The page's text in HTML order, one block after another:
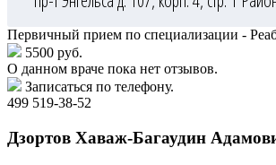
Первичный прием по специализации -
5500 руб.
О данном враче пока нет отзывов.
Записаться по телефону.
499 519-38-52
Дзортов Хаваж-Багаудин